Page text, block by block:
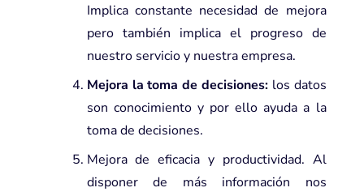
Implica constante necesidad de mejora
pero también implica el progreso de
nuestro servicio y nuestra empresa.
Mejora la toma de decisiones: los datos
son conocimiento y por ello ayuda a la
toma de decisiones.
Mejora de eficacia y productividad. Al
disponer de más información nos